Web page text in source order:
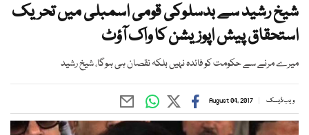
شیخ رشید سے بدسلوکی قومی اسمبلی میں تحریک
استحقاق پیش اپوزیشن کا واک آؤٹ
میرے مرنے سے حکومت کو فائدہ نہیں بلکہ نقصان ہی ہوگا، شیخ رشید
ویب ڈیسک August 04, 2017